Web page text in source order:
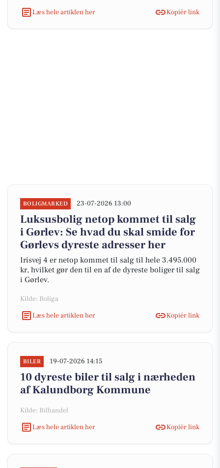
Læs hele artiklen her Kopiér link
BOLIGMARKED 23-07-2026 13:00
Luksusbolig netop kommet til salg
i Gørlev: Se hvad du skal smide for
Gørlevs dyreste adresser her
Irisvej 4 er netop kommet til salg til hele 3.495.000
kr, hvilket gør den til en af de dyreste boliger til salg
i Gørlev.
Kilde: Boliga
Læs hele artiklen her
Kopiér link
BILER 19-07-2026 14:15
10 dyreste biler til salg i nærheden
af Kalundborg Kommune
Kilde: Bilhandel
Læs hele artiklen her
Kopiér link